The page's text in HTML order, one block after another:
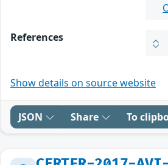
References
Show details on source website
JSON Share To